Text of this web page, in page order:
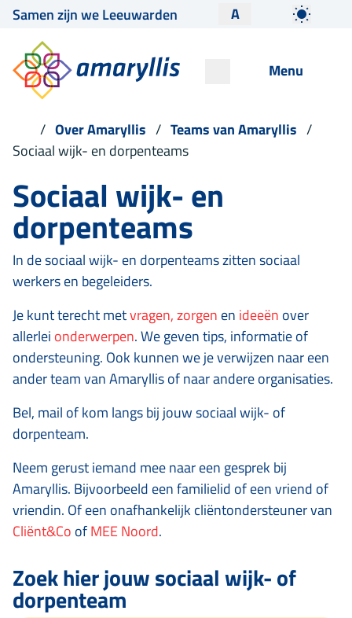
Samen zijn we Leeuwarden A
Menu
Over Amaryllis
Teams van Amaryllis
Sociaal wijk- en dorpenteams
Sociaal wijk- en
dorpenteams
In de sociaal wijk- en dorpenteams zitten sociaal
werkers en begeleiders.
Je kunt terecht metvragen, zorgen en ideeën over
allerlei onderwerpen. We geven tips, informatie of
ondersteuning. Ook kunnen we je verwijzen naar een
ander team van Amaryllis of naar andere organisaties.
Bel, mail of kom langs bij jouw sociaal wijk- of
dorpenteam.
Neem gerust iemand mee naar een gesprek bij
Amaryllis. Bijvoorbeeld een familielid of een vriend of
vriendin. Of een onafhankelijk cliëntondersteuner van
Cliënt&Co ofMEE Noord.
Zoek hier jouw sociaal wijk- of
dorpenteam